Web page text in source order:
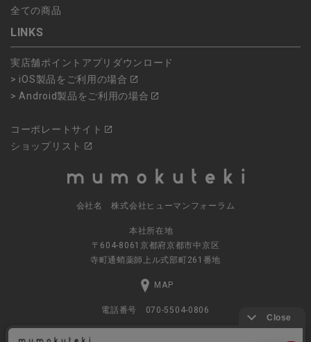
全ての商品
LINKS
実店舗ポイントアプリダウンロード
> iOS製品をご利用の場合
> Android製品をご利用の場合
コーポレートサイト
ショップリスト
会社名 株式会社ヒューマンフォーラム
本社所在地
〒604-8061京都府京都市中京区
寺町通蛸薬師上ル式部町261番地
MAP
電話番号 070-5504-0806
営業時間 11:00～17:30（土日休業）